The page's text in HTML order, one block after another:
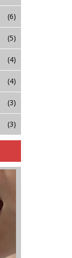
(6)
(5)
(4)
(4)
(3)
(3)